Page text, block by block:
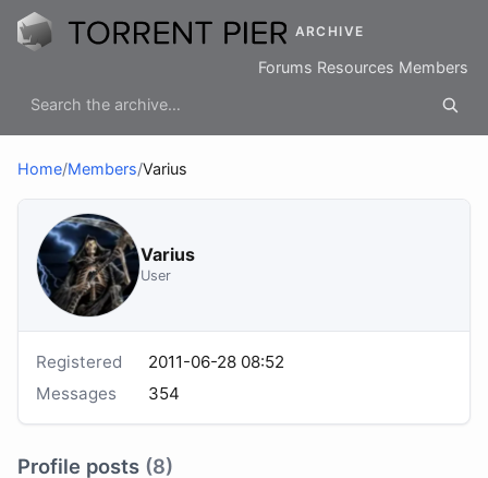
ARCHIVE
Forums Resources Members
Home/Members/Varius
Varius
User
Registered
2011-06-28 08:52
Messages
354
Profile posts (8)